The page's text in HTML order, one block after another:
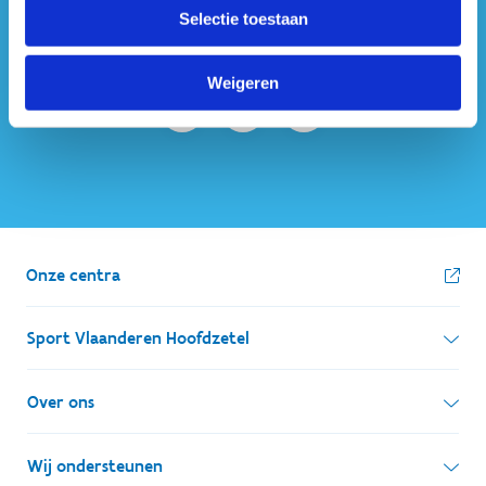
Selectie toestaan
Weigeren
ook op sociale media
Onze centra
Sport Vlaanderen Hoofdzetel
Simon Bolivarlaan 17
1000 Brussel
Ondernemingsnummer: BE 0248.142.826
Over ons
Wie zijn we, wat doen we
Wij ondersteunen